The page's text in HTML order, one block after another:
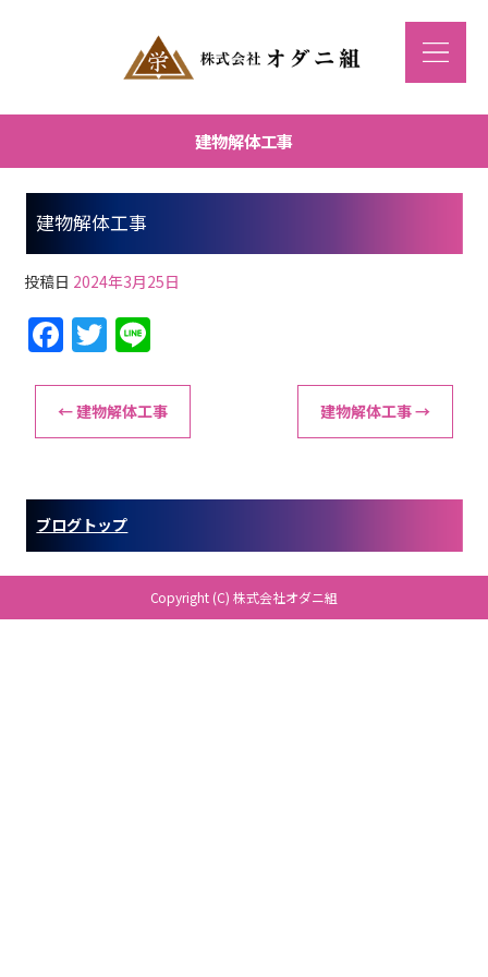
建物解体工事
建物解体工事
投稿日 2024年3月25日
F
a
c
e
o
o
k
T
w
itt
er
e
←建物解体工事 建物解体工事→
ブログトップ
Copyright (C) 株式会社オダニ組